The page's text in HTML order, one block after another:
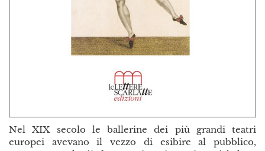
Nel XIX secolo le ballerine dei più grandi teatri
europei avevano il vezzo di esibire al pubblico,